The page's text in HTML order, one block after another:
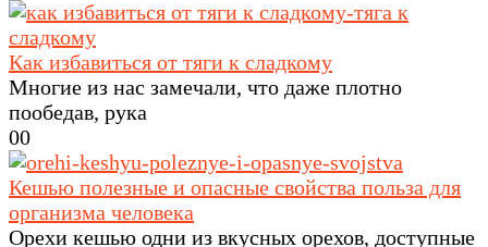
Как избавиться от тяги к сладкому
Многие из нас замечали, что даже плотно
пообедав, рука
00
Кешью полезные и опасные свойства польза для
организма человека
Орехи кешью одни из вкусных орехов, доступные